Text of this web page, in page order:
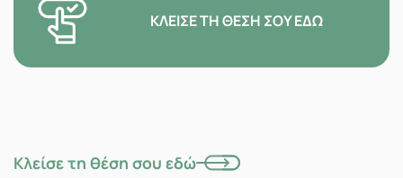
ΚΛΕΊΣΕ ΤΗ ΘΈΣΗ ΣΟΥ ΕΔΏ
Κλείσε τη θέση σου εδώ